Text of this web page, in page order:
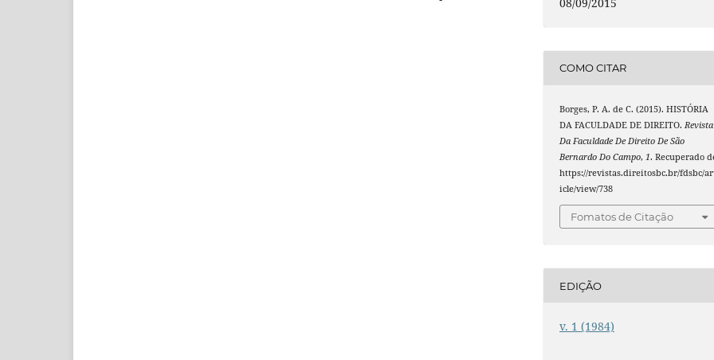
COMO CITAR
Borges, P. A. de C. (2015). HISTÓRIA
DA FACULDADE DE DIREITO.Revista
Da Faculdade De Direito De São
Bernardo Do Campo,1. Recuperado
https://revistas.direitosbc.br/fdsbc/
icle/view/738
Fomatos de Citação
EDIÇÃO
v. 1 (1984)